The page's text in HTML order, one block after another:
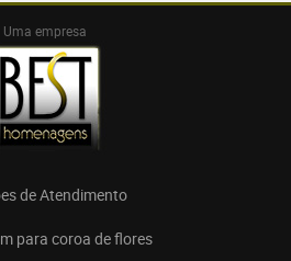
Uma empresa
de Atendimento
para coroa de flores